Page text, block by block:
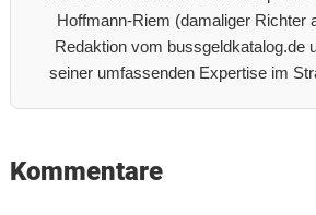
Hoffmann-Riem (damaliger Richter
Redaktion vom bussgeldkatalog.de
seiner umfassenden Expertise im
Reader
Kommentare